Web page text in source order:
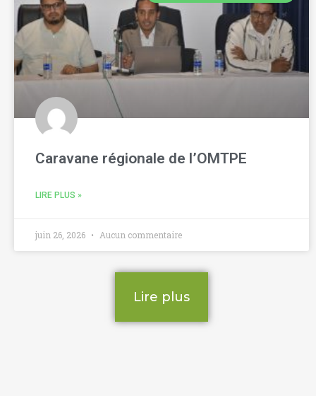
Caravane régionale de l’OMTPE
LIRE PLUS »
juin 26, 2026 Aucun commentaire
Lire plus